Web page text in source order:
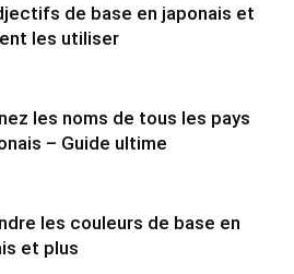
de base en japonais et
les utiliser
les noms de tous les pays
– Guide ultime
les couleurs de base en
et plus